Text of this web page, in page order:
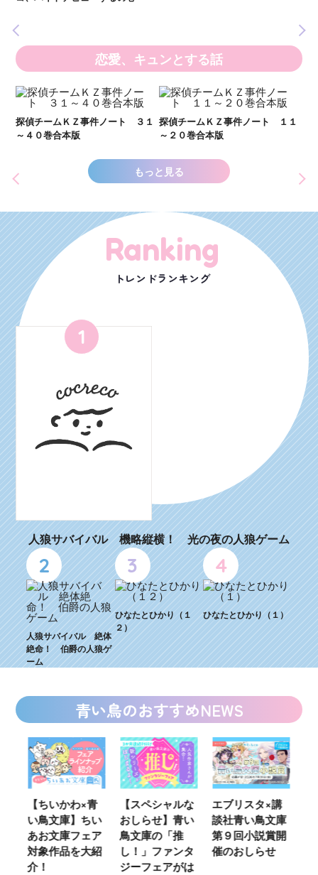
恋愛、キュンとする話
探偵チームＫＺ事件ノート ３１
～４０巻合本版
探偵チームＫＺ事件ノート １１
～２０巻合本版
もっと見る
Ranking
トレンドランキング
1
人狼サバイバル 機略縦横！ 光の夜の人狼ゲーム
2
人狼サバイバル 絶体
絶命！ 伯爵の人狼ゲ
ーム
3
ひなたとひかり（１
２）
4
ひなたとひかり（１）
青い鳥のおすすめNEWS
【スペシャルな
おしらせ】青い
鳥文庫の「推
し！」ファンタ
ジーフェアがは
エブリスタ×講
談社青い鳥文庫
第９回小説賞開
催のおしらせ
【速報】『黒魔
女さんが通
る‼』ついにコ
ミカライズ！